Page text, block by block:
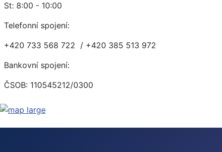
St: 8:00 - 10:00
Telefonní spojení:
+420 733 568 722 / +420 385 513 972
Bankovní spojení:
ČSOB: 110545212/0300